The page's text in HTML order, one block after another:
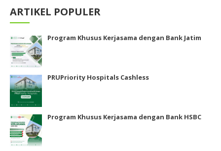
ARTIKEL POPULER
Program Khusus Kerjasama dengan Bank Jatim
PRUPriority Hospitals Cashless
Program Khusus Kerjasama dengan Bank HSBC